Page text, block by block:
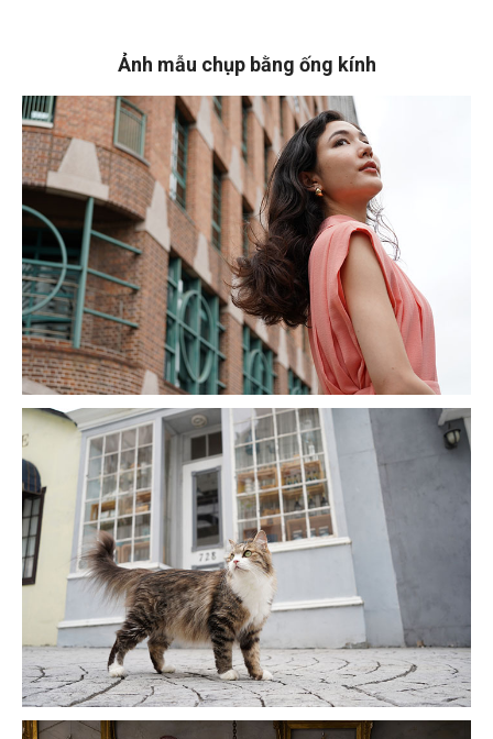
Ảnh mẫu chụp bằng ống kính